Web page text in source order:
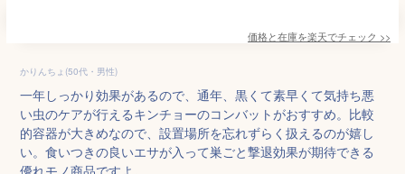
価格と在庫を楽天でチェック >>
かりんちょ(50代・男性)
一年しっかり効果があるので、通年、黒くて素早くて気持ち悪
い虫のケアが行えるキンチョーのコンバットがおすすめ。比較
的容器が大きめなので、設置場所を忘れずらく扱えるのが嬉し
い。食いつきの良いエサが入って巣ごと撃退効果が期待できる
優れモノ商品ですよ。